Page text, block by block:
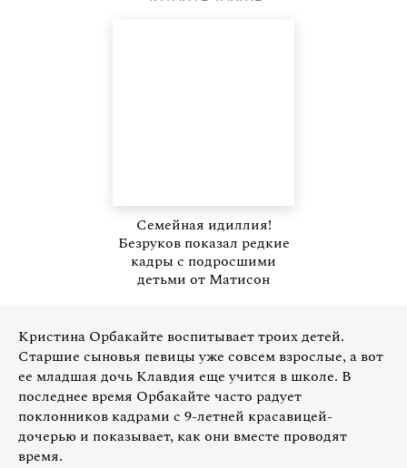
Семейная идиллия!
Безруков показал редкие
кадры с подросшими
детьми от Матисон
Кристина Орбакайте воспитывает троих детей.
Старшие сыновья певицы уже совсем взрослые, а вот
ее младшая дочь Клавдия еще учится в школе. В
последнее время Орбакайте часто радует
поклонников кадрами с 9-летней красавицей-
дочерью и показывает, как они вместе проводят
время.